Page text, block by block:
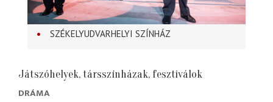
SZÉKELYUDVARHELYI SZÍNHÁZ
Játszóhelyek, társszínházak, fesztiválok
DRÁMA